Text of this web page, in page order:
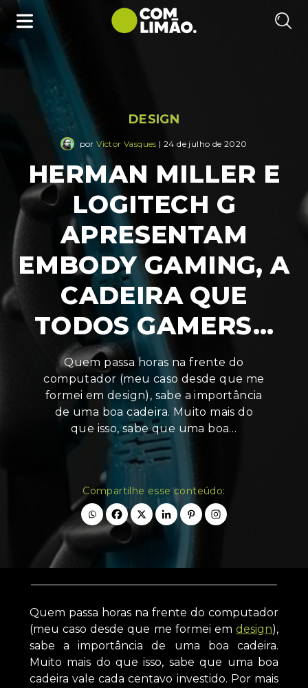
DESIGN
porVictor Vasques | 24 de julho de 2020
HERMAN MILLER E
LOGITECH G
APRESENTAM
EMBODY GAMING, A
CADEIRA QUE
TODOS GAMERS…
Quem passa horas na frente do
computador (meu caso desde que me
formei em design), sabe a importância
de uma boa cadeira. Muito mais do
que isso, sabe que uma boa…
Compartilhe esse conteúdo:
Quem passa horas na frente do computador
(meu caso desde que me formei emdesign),
sabe a importância de uma boa cadeira.
Muito mais do que isso, sabe que uma boa
cadeira vale cada centavo investido. Por mais